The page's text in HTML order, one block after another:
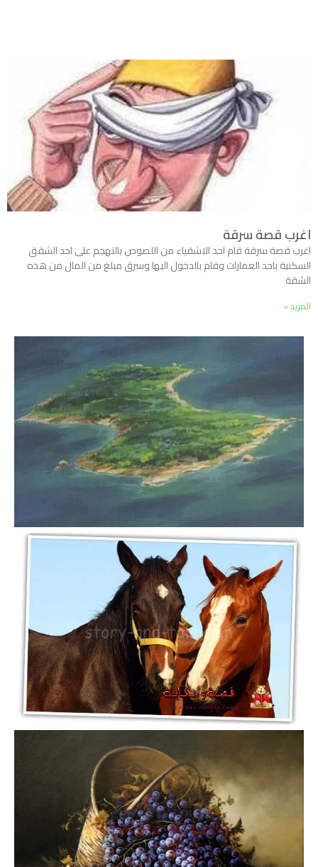
اغرب قصة سرقة
اغرب قصة سرقة قام احد الاشقياء من اللصوص بالتهجم على احد الشقق
السكنية باحد العمارات وقام بالدخول اليها وسرق مبلغ من المال من هذه
الشقة
المزيد »